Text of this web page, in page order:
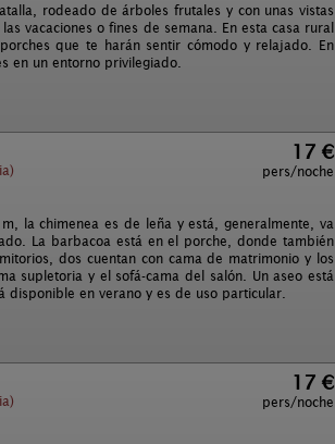
rodeado de árboles frutales y con unas vistas
vacaciones o fines de semana. En esta casa rural
que te harán sentir cómodo y relajado. En
en un entorno privilegiado.
17 €
pers/noche
la chimenea es de leña y está, generalmente, va
La barbacoa está en el porche, donde también
dos cuentan con cama de matrimonio y los
supletoria y el sofá-cama del salón. Un aseo está
en verano y es de uso particular.
17 €
pers/noche